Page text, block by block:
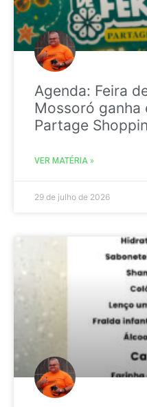
Agenda: Feira
Mossoró ganha
Partage
VER MATÉRIA »
29 de julho de 2026